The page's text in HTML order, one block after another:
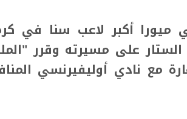
ميورا أكبر لاعب سنا في
على مسيرته وقرر
عقد الإعارة مع نادي أوليفيرنسي